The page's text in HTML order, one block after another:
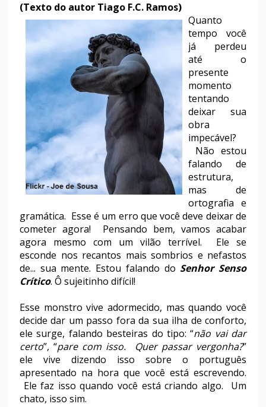
(Texto do autor Tiago F.C. Ramos)
Quanto
tempo você
já perdeu
até o
presente
momento
tentando
deixar sua
obra
impecável?
Não estou
falando de
estrutura,
mas de
ortografia e
gramática. Esse é um erro que você deve deixar de
cometer agora!
Pensando bem, vamos acabar
agora mesmo com um vilão terrível.
Ele se
esconde nos recantos mais sombrios e nefastos
de... sua mente. Estou falando do Senhor Senso
Crítico. Ô sujeitinho difícil!
Esse monstro vive adormecido, mas quando você
decide dar um passo fora da sua ilha de conforto,
ele surge, falando besteiras do tipo: “não vai dar
certo”, “pare com isso. Quer passar vergonha?”
ele vive dizendo isso sobre o português
apresentado na hora que você está escrevendo.
Ele faz isso quando você está criando algo.
Um
chato, isso sim.